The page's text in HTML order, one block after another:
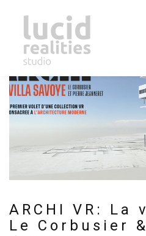
ARCHI VR: La
Le Corbusier